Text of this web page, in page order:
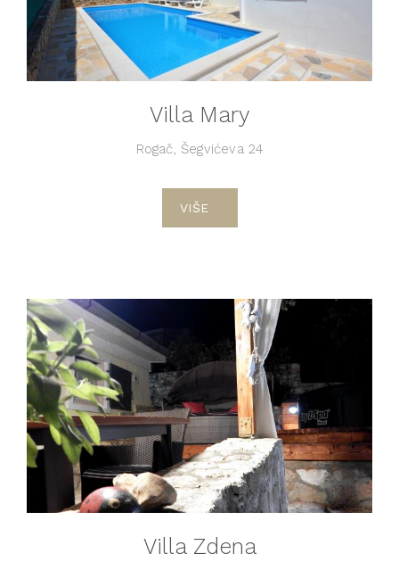
Villa Mary
Rogač, Šegvićeva 24
VIŠE
Villa Zdena